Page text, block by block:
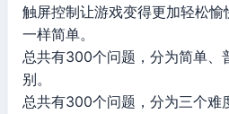
触屏控制让游戏变得更加轻松
一样简单。
总共有300个问题，分为简单、
别。
总共有300个问题，分为三个难